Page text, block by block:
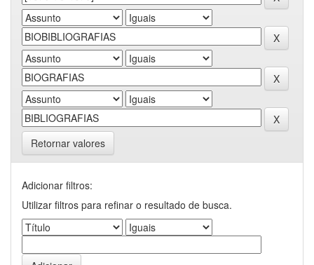
Retornar valores
Adicionar filtros:
Utilizar filtros para refinar o resultado de busca.